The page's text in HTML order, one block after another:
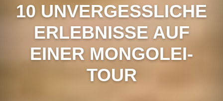
10 UNVERGESSLICHE
ERLEBNISSE AUF
EINER MONGOLEI-
TOUR